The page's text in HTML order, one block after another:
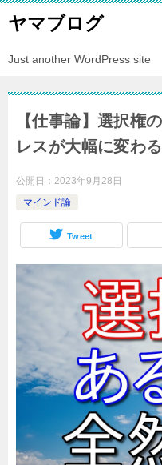
ヤマブログ
Just another WordPress site
【仕事論】選択権
レスが大幅に変わ
公開日： 2023年9月28日
マインド論
Tweet